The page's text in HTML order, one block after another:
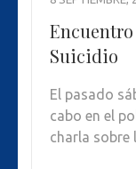
Suicidio
El pasado
cabo en el
charla sobre